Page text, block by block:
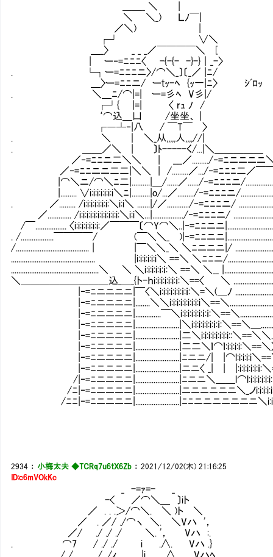
＿＿_ ＼ |
＼ ＼_) Ｌﾉ￣|
／＼) |
┌┘ ∨＼
＿_〉 _ _ _／￣￣￣￣＼ [
| ー‐=ﾆﾆﾆ〈 -{-{- -}-}｜_-〉
. └┐ー=ﾆﾆﾆニ〉/⌒＼_〕〔_／ |ﾆ/
＿〉ー=ﾆﾆニ/ ーｔｯ-ﾍ {ｯ一|ﾆ〉 ｼﾞﾛｯ
. ＼＿ﾆ/⌒|=| ー=彡ﾍ V彡|/
┌┘{ |=| 〈 rｭ ﾉ /
‘⌒込＿凵 /坐坐、 |
┌―┴‐|八 / ￣T￣Ⅴ〉
. ＼ ｜ ＼_从,,,,,人,,,,//|
. ＿＿／＼ | 〕ﾄ-----く/...|＼＿＿＿＿＿
／‐=ﾆﾆニ二＼＼ | ___／........./‐=ﾆニニニニ
／‐=ﾆﾆニニ二二|＼＼ | /.........／.../‐=ﾆﾆﾆ二／￣
|⌒＼ニ/⌒＼ﾆ二|..........|＿/......／....../‐=ﾆﾆﾆニ/
|......... ∨i:i:i:i:i:i:i＼ﾆ|..........|o/...／........./‐=ﾆﾆﾆニ/
. ／......... /i:i:i:i:i:i:i:＼i:i＼ .......|/／............/‐=ﾆﾆﾆニ/
／............. /i:i:i:i:i:i:i:i:i:i:i:＼i:i＼...|................./‐=ﾆﾆﾆニ/
/￣................. 〈i:i:i:i:i:i:i:／￣￣￣〔⌒Y⌒＼..|‐=ﾆﾆニニ
. /..................￣￣￣￣/ (￣＼＼_ )|‐=ﾆﾆニニ
/........................................ | |￣＼＼_＼ ＼ﾆニニニ|/
.............................................. |i:i:i:i:i:i＼ ==＼ ＼ﾆﾆニ/
................................................＼ ＼ ＼i:i:i:i:ｉ:ｉ:＼ ==＼ ＼__
＼＿＿＿＿＿＿＿＿＿込_＿_{ト-ｈi:i:i:i:i:i:ｉ:＼==〈 ＼
|‐=ﾆニニニニ|￣〈＼i:i:i:i:i:i:ｉ:ｉ:＼=＼(＿ﾉ
|‐=ﾆニニニニ|........＼＼i:i:i:i:i:i:i:i:i＼==＼
|‐=ﾆニニニニ|..............￣＼i:i:i:i:i:i:ｉ:ｉ:＼==＼
|‐=ﾆニニニニ|........................|＼i:i:i:i:i:i:ｉ:ｉ:＼==＼＿
|‐=ﾆニニニニ|........................|二＼i:i:i:i:i:i:i:i::＼==＼＼
|‐=ﾆニニニニ|........................|二二＼ｌ⌒ｌ:i:i:i:i:＼==＼
|‐=ﾆニニニニ|........................|ﾆニニ/| |⌒l:i:i:i:i＼==
|‐=ﾆニニニニ|........................|ニニ〈 _| | |:i:i:i:i:i:ｉ:＼
/|‐=ﾆニニニニ|........................|ﾆニニ＼＿＿l⌒l:i:i:i:i:i:i:
/ﾆ|‐=ﾆニニニニ|........................|ニニニニニニ＼_ノ
/ﾆﾆ|‐=ﾆニニニニ|........................|ﾆﾆニニニニニニニ＼i:i:i:i:i:
2934 ： 小梅太夫 ◆TCRq7u6tX6Zb ：2021/12/02(木) 21:16:25
ID:c6mVOkKc
_ -=ｧ=- _
-< ／⌒＼＿ 〕iト
／ . . .＞/⌒＼. ＼ )ト ＼
／ . ／/ ./⌒ヽ ＼. ＼Vハ '，
／/ ./ ./ ./ ＼. '， Vハ :.
. ⌒7 / ./ ./ i .∧. Vハ .}
/ / ./ ./ｨ .|i ∧. Vハﾍ